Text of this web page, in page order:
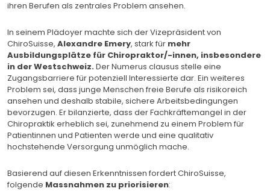
ihren Berufen als zentrales Problem ansehen.
In seinem Plädoyer machte sich der Vizepräsident von
ChiroSuisse, Alexandre Emery, stark für mehr
Ausbildungsplätze für Chiropraktor/-innen, insbesondere
in der Westschweiz.Der Numerus clausus stelle eine
Zugangsbarriere für potenziell Interessierte dar. Ein weiteres
Problem sei, dass junge Menschen freie Berufe als risikoreich
ansehen und deshalb stabile, sichere Arbeitsbedingungen
bevorzugen. Er bilanzierte, dass der Fachkräftemangel in der
Chiropraktik erheblich sei, zunehmend zu einem Problem für
Patientinnen und Patienten werde und eine qualitativ
hochstehende Versorgung unmöglich mache.
Basierend auf diesen Erkenntnissen fordert ChiroSuisse,
folgende Massnahmen zu priorisieren: